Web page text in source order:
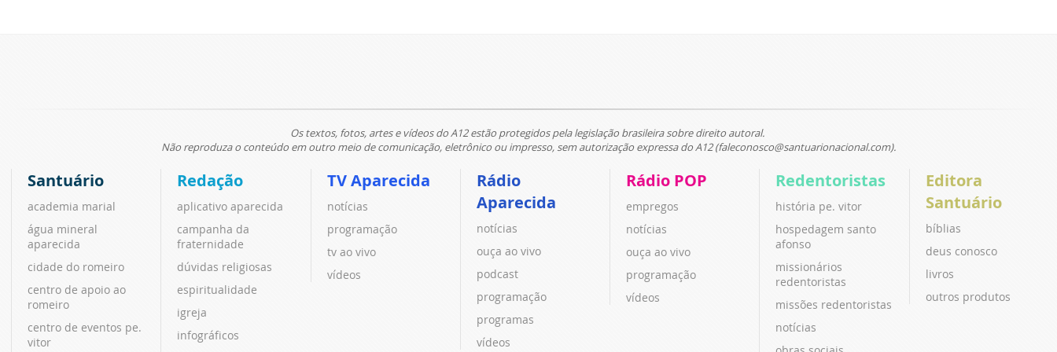
Os textos, fotos, artes e vídeos do A12 estão protegidos pela legislação brasileira sobre direito autoral.
Não reproduza o conteúdo em outro meio de comunicação, eletrônico ou impresso, sem autorização expressa do A12 (faleconosco@santuarionacional.com).
Santuário
academia marial
água mineral
aparecida
cidade do romeiro
centro de apoio ao
romeiro
centro de eventos pe.
vitor
Redação
aplicativo aparecida
campanha da
fraternidade
dúvidas religiosas
espiritualidade
igreja
infográficos
TV Aparecida
notícias
programação
tv ao vivo
vídeos
Rádio
Aparecida
notícias
ouça ao vivo
podcast
programação
programas
vídeos
Rádio POP
empregos
notícias
ouça ao vivo
programação
vídeos
Redentoristas
história pe. vitor
hospedagem santo
afonso
missionários
redentoristas
missões redentoristas
notícias
Editora
Santuário
bíblias
deus conosco
livros
outros produtos